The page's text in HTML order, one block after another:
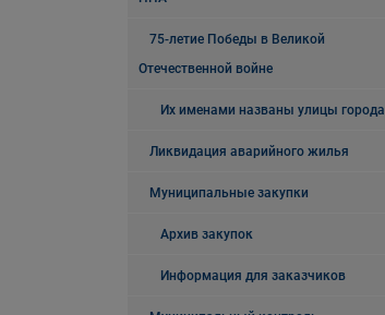
75-летие Победы в Великой
Отечественной войне
Их именами названы улицы города
Ликвидация аварийного жилья
Муниципальные закупки
Архив закупок
Информация для заказчиков